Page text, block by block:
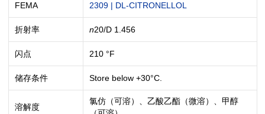
FEMA 2309 | DL-CITRONELLOL
折射率 n20/D1.456
闪点 210 °F
储存条件 Store below +30°C.
溶解度
氯仿（可溶）、乙酸乙酯（微溶）、甲醇